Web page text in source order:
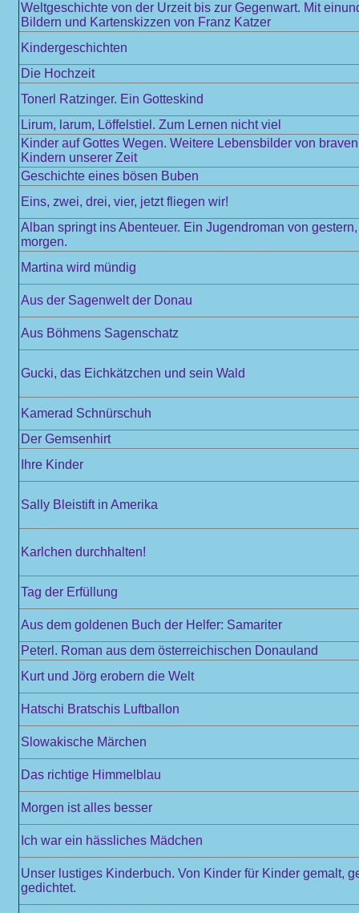
Weltgeschichte von der Urzeit bis zur Gegenwart. Mit
Bildern und Kartenskizzen von Franz Katzer
Kindergeschichten
Die Hochzeit
Tonerl Ratzinger. Ein Gotteskind
Lirum, larum, Löffelstiel. Zum Lernen nicht viel
Kinder auf Gottes Wegen. Weitere Lebensbilder von
Kindern unserer Zeit
Geschichte eines bösen Buben
Eins, zwei, drei, vier, jetzt fliegen wir!
Alban springt ins Abenteuer. Ein Jugendroman von
morgen.
Martina wird mündig
Aus der Sagenwelt der Donau
Aus Böhmens Sagenschatz
Gucki, das Eichkätzchen und sein Wald
Kamerad Schnürschuh
Der Gemsenhirt
Ihre Kinder
Sally Bleistift in Amerika
Karlchen durchhalten!
Tag der Erfüllung
Aus dem goldenen Buch der Helfer: Samariter
Peterl. Roman aus dem österreichischen Donauland
Kurt und Jörg erobern die Welt
Hatschi Bratschis Luftballon
Slowakische Märchen
Das richtige Himmelblau
Morgen ist alles besser
Ich war ein hässliches Mädchen
Unser lustiges Kinderbuch. Von Kinder für Kinder gemalt,
gedichtet.